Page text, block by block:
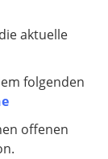
aktuelle
folgenden
offenen